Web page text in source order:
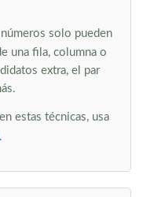
solo pueden
una fila, columna o
extra, el par
estas técnicas, usa
.